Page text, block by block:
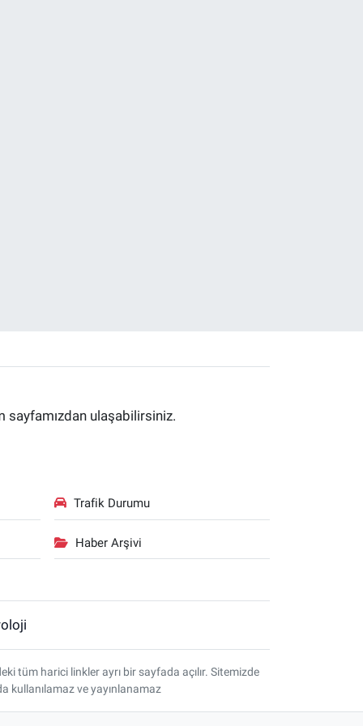
sayfamızdan ulaşabilirsiniz.
Trafik Durumu
Haber Arşivi
tüm harici linkler ayrı bir sayfada açılır. Sitemizde
kullanılamaz ve yayınlanamaz